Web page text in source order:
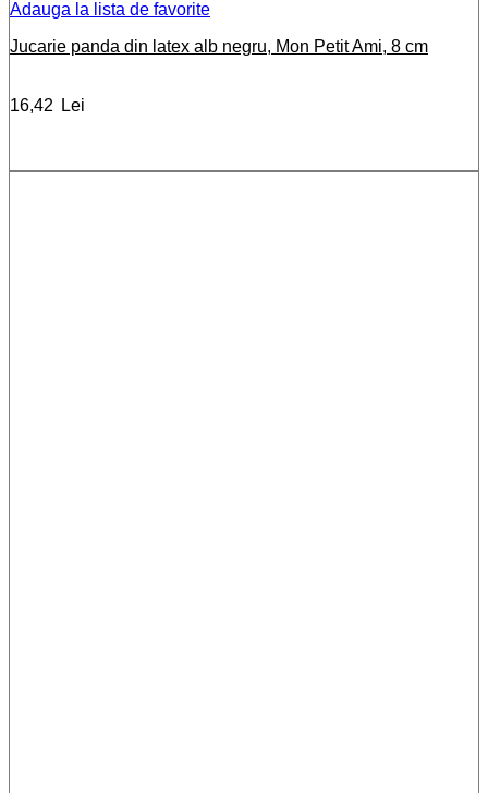
Adauga la lista de favorite
Jucarie panda din latex alb negru, Mon Petit Ami, 8 cm
16,42 Lei